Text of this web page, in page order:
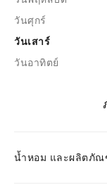
วันศุกร์
วันเสาร์
วันอาทิตย์
น้ำหอม และผลิตภัณ